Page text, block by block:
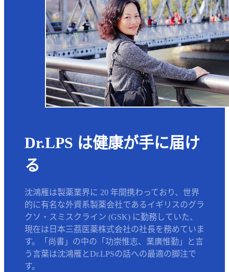
Dr.LPS は健康が手に届け
る
沈鴻雁は製薬業界に 20 年間携わっており、世界
的に有名な外資系製薬会社であるイギリスのグラ
クソ・スミスクライン (GSK) に勤務していた、
現在は日本三茘医薬株式会社の社長を務めていま
す。「尚書」の中の「功崇惟志、業廣惟勤」と言
う言葉は沈鴻雁とDr.LPSの話への最適の脚注で
す。